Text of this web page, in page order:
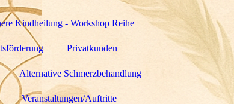
Kindheilung - Workshop Reihe
Privatkunden
Alternative Schmerzbehandlung
Veranstaltungen/Auftritte